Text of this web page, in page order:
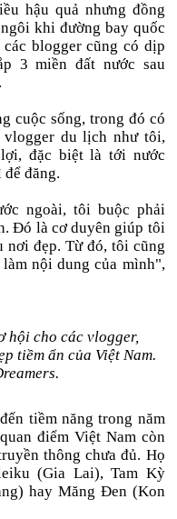
hậu quả nhưng đồng
khi đường bay quốc
blogger cũng có dịp
3 miền đất nước sau
cuộc sống, trong đó có
du lịch như tôi,
đặc biệt là tới nước
đăng.
ngoài, tôi buộc phải
Đó là cơ duyên giúp tôi
nơi đẹp. Từ đó, tôi cũng
nội dung của mình",
hội cho các vlogger,
tiềm ẩn của Việt Nam.
tiềm năng trong năm
điểm Việt Nam còn
thông chưa đủ. Họ
(Gia Lai), Tam Kỳ
hay Măng Đen (Kon